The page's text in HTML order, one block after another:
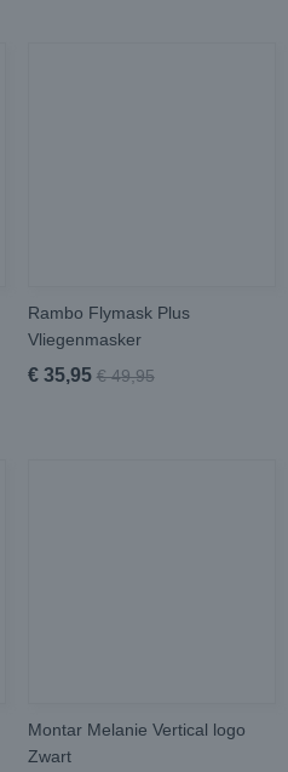
Rambo Flymask Plus
Vliegenmasker
€ 35,95 € 49,95
Montar Melanie Vertical logo
Zwart